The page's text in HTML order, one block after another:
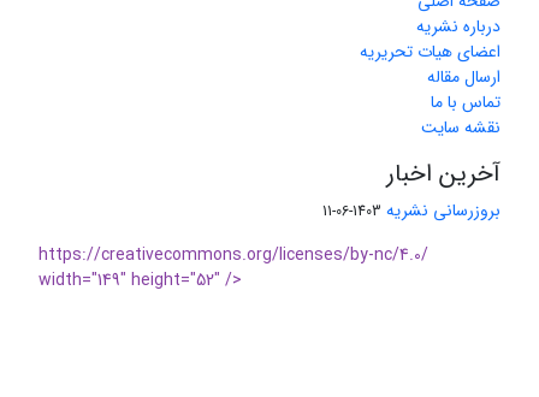
درباره نشریه
اعضای هیات تحریریه
ارسال مقاله
تماس با ما
نقشه سایت
آخرین اخبار
بروزرسانی نشریه 1403-06-11
https://creativecommons.org/licenses/by-nc/4.0/
width="149" height="52" />